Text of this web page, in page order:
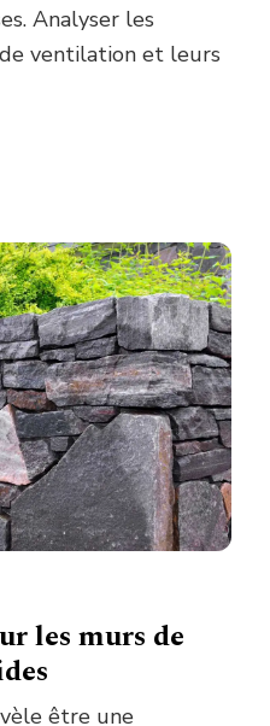
Analyser les
ventilation et leurs
les murs de
être une